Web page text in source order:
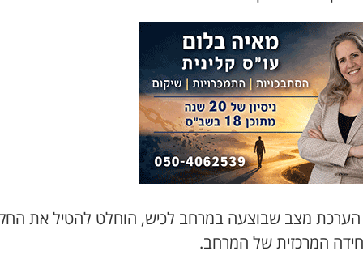
מצב שבוצעה במרחב לכיש, הוחלט להטיל את
המרכזית של המרחב.